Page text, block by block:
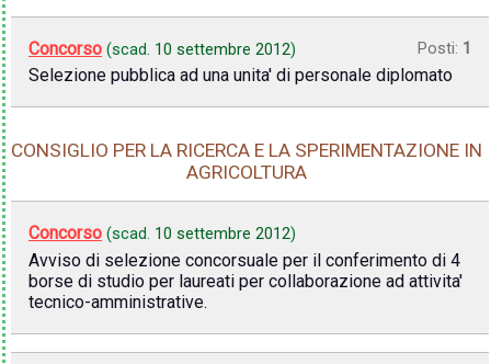
Concorso (scad. 10 settembre 2012) Posti: 1
Selezione pubblica ad una unita' di personale diplomato
CONSIGLIO PER LA RICERCA E LA SPERIMENTAZIONE IN
AGRICOLTURA
Concorso (scad. 10 settembre 2012)
Avviso di selezione concorsuale per il conferimento di 4
borse di studio per laureati per collaborazione ad attivita'
tecnico-amministrative.